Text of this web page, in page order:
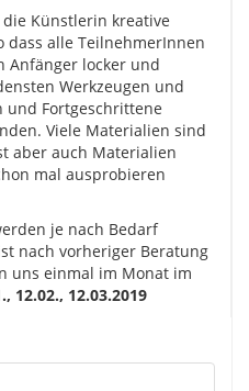
Künstlerin kreative
dass alle TeilnehmerInnen
Anfänger locker und
Werkzeugen und
Fortgeschrittene
Viele Materialien sind
aber auch Materialien
mal ausprobieren
je nach Bedarf
nach vorheriger Beratung
uns einmal im Monat im
12.02., 12.03.2019